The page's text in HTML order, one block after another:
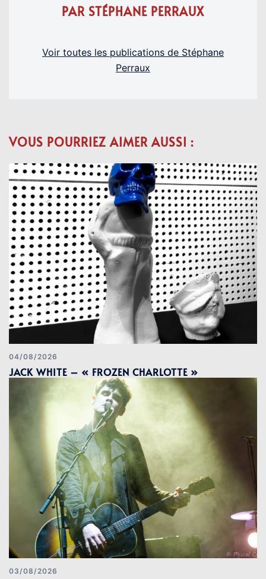
PAR STÉPHANE PERRAUX
Voir toutes les publications de Stéphane
Perraux
VOUS POURRIEZ AIMER AUSSI :
04/08/2026
JACK WHITE – « FROZEN CHARLOTTE »
03/08/2026